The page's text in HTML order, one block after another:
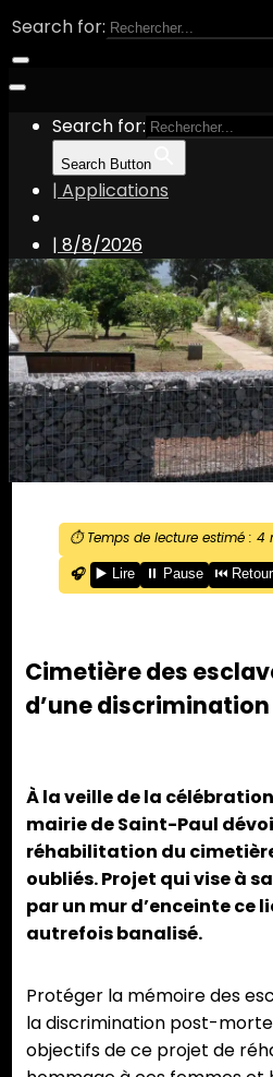
Search for:
Search for:
Search Button
| Applications
| 8/8/2026
⏱️ Temps de lecture estimé : 4
🎧
▶️ Lire ⏸️ Pause ⏮️ Retour
Cimetière des
d’une
À la veille de la
mairie de Saint-Paul
réhabilitation du
oubliés. Projet qui vise à
par un mur d’enceinte ce
autrefois banalisé.
Protéger la mémoire des
la discrimination post-
objectifs de ce projet de